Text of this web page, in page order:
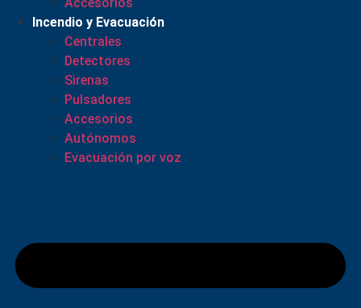
Incendio y Evacuación
Centrales
Detectores
Sirenas
Pulsadores
Accesorios
Autónomos
Evacuación por voz